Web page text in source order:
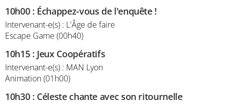
10h00: Échappez-vous de l'enquête !
Intervenant-e(s) : L'Âge de faire
Escape Game (00h40)
10h15: Jeux Coopératifs
Intervenant-e(s) : MAN Lyon
Animation (01h00)
10h30: Céleste chante avec son ritournelle